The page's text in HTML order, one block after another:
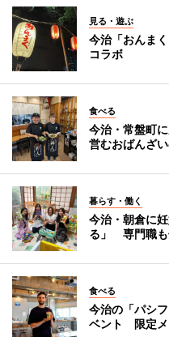
見る・遊ぶ
今治「おんま
コラボ
食べる
今治・常盤町
営むおばんざ
暮らす・働く
今治・朝倉に
る」 専門職も
食べる
今治の「パシ
ベント 限定メ